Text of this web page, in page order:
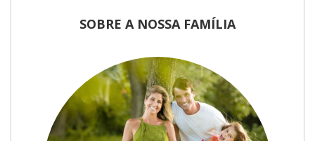
SOBRE A NOSSA FAMÍLIA